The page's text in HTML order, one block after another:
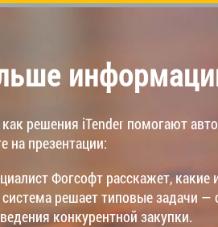
решения iTender помогают
на презентации:
Фогсофт расскажет,
система решает типовые задачи
конкурентной закупки.